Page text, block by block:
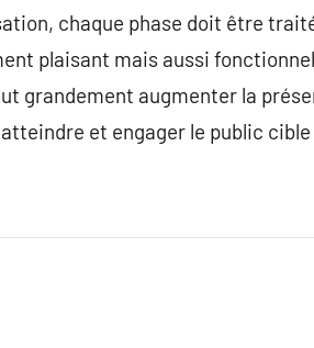
chaque phase doit être
plaisant mais aussi
grandement augmenter la
et engager le public